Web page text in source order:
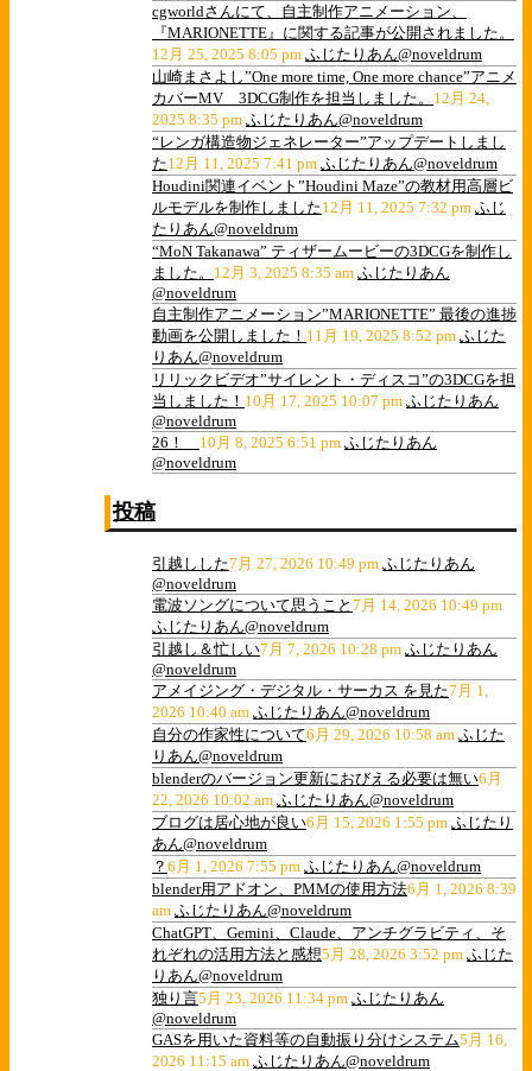
cgworldさんにて、自主制作アニメーション、
『MARIONETTE』に関する記事が公開されました。
12月 25, 2025 8:05 pm ふじたりあん@noveldrum
山崎まさよし”One more time, One more chance”アニメ
カバーMV 3DCG制作を担当しました。 12月 24,
2025 8:35 pm ふじたりあん@noveldrum
“レンガ構造物ジェネレーター”アップデートしまし
た12月 11, 2025 7:41 pm ふじたりあん@noveldrum
Houdini関連イベント”Houdini Maze”の教材用高層ビ
ルモデルを制作しました12月 11, 2025 7:32 pm ふじ
たりあん@noveldrum
“MoN Takanawa” ティザームービーの3DCGを制作し
ました。 12月 3, 2025 8:35 am ふじたりあん
@noveldrum
自主制作アニメーション”MARIONETTE” 最後の進捗
動画を公開しました！ 11月 19, 2025 8:52 pm ふじた
りあん@noveldrum
リリックビデオ”サイレント・ディスコ”の3DCGを担
当しました！ 10月 17, 2025 10:07 pm ふじたりあん
@noveldrum
26！ 10月 8, 2025 6:51 pm ふじたりあん
@noveldrum
投稿
引越しした7月 27, 2026 10:49 pm ふじたりあん
@noveldrum
電波ソングについて思うこと 7月 14, 2026 10:49 pm
ふじたりあん@noveldrum
引越し＆忙しい7月 7, 2026 10:28 pm ふじたりあん
@noveldrum
アメイジング・デジタル・サーカス を見た7月 1,
2026 10:40 am ふじたりあん@noveldrum
自分の作家性について6月 29, 2026 10:58 am ふじた
りあん@noveldrum
blenderのバージョン更新におびえる必要は無い6月
22, 2026 10:02 am ふじたりあん@noveldrum
ブログは居心地が良い6月 15, 2026 1:55 pm ふじたり
あん@noveldrum
？ 6月 1, 2026 7:55 pm ふじたりあん@noveldrum
blender用アドオン、PMMの使用方法6月 1, 2026 8:39
am ふじたりあん@noveldrum
ChatGPT、Gemini、Claude、アンチグラビティ、そ
れぞれの活用方法と感想5月 28, 2026 3:52 pm ふじた
りあん@noveldrum
独り言5月 23, 2026 11:34 pm ふじたりあん
@noveldrum
GASを用いた資料等の自動振り分けシステム5月 16,
2026 11:15 am ふじたりあん@noveldrum